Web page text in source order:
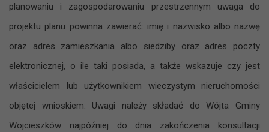
planowaniu i zagospodarowaniu przestrzennym uwaga do
projektu planu powinna zawierać: imię i nazwisko albo nazwę
oraz adres zamieszkania albo siedziby oraz adres poczty
elektronicznej, o ile taki posiada, a także wskazuje czy jest
właścicielem lub użytkownikiem wieczystym nieruchomości
objętej wnioskiem. Uwagi należy składać do Wójta Gminy
Wojcieszków najpóźniej do dnia zakończenia konsultacji